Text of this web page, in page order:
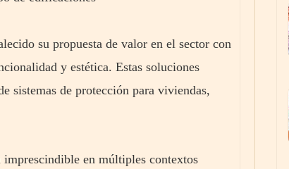
su propuesta de valor en el sector con
y estética. Estas soluciones
sistemas de protección para viviendas,
imprescindible en múltiples contextos